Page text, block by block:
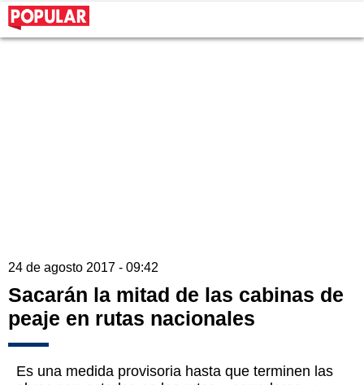
24 de agosto 2017 - 09:42
Sacarán la mitad de las cabinas de
peaje en rutas nacionales
Es una medida provisoria hasta que terminen las